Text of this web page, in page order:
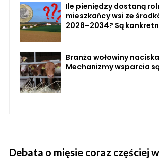
Ile pieniędzy dostaną
mieszkańcy wsi ze
2028–2034? Są
Branża wołowiny
Mechanizmy wsparcia
Debata o mięsie coraz częściej